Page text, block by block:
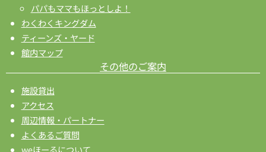
パパもママもほっとしよ！
わくわくキングダム
ティーンズ・ヤード
館内マップ
その他のご案内
施設貸出
アクセス
周辺情報・パートナー
よくあるご質問
weほーるについて